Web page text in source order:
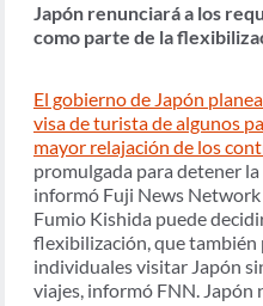
Japón renunciará a los
como parte de la
El gobierno de Japón
visa de turista de algunos
mayor relajación de los
promulgada para detener
informó Fuji News
Fumio Kishida puede
flexibilización, que
individuales visitar Japón
viajes, informó FNN. Japón